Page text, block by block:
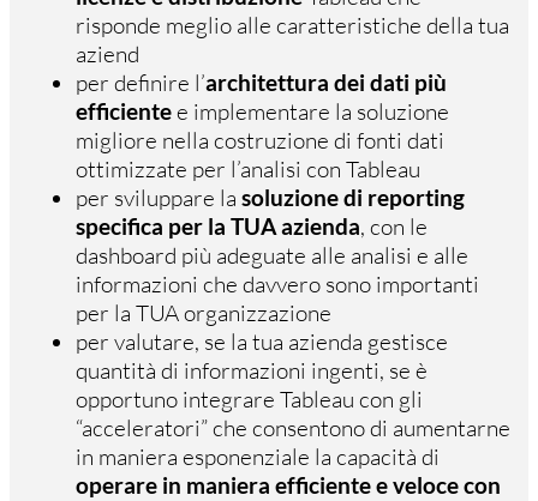
risponde meglio alle caratteristiche della tua
aziend
per definire l’architettura dei dati più
efficientee implementare la soluzione
migliore nella costruzione di fonti dati
ottimizzate per l’analisi con Tableau
per sviluppare la soluzione di reporting
specifica per la TUA azienda, con le
dashboard più adeguate alle analisi e alle
informazioni che davvero sono importanti
per la TUA organizzazione
per valutare, se la tua azienda gestisce
quantità di informazioni ingenti, se è
opportuno integrare Tableau con gli
“acceleratori” che consentono di aumentarne
in maniera esponenziale la capacità di
operare in maniera efficiente e veloce con